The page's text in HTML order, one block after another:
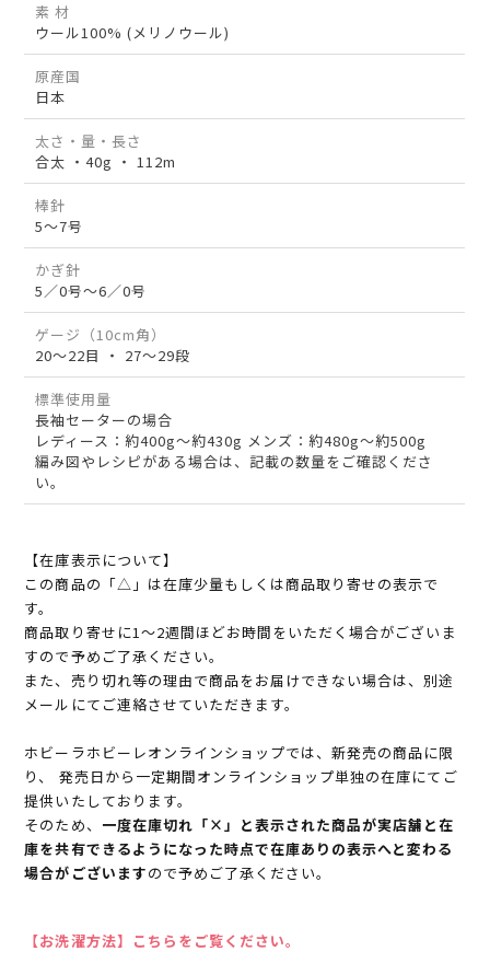
素 材
ウール100% (メリノウール)
原産国
日本
太さ・量・長さ
合太 ・40g ・ 112m
棒針
5～7号
かぎ針
5／0号～6／0号
ゲージ（10cm角）
20～22目 ・ 27～29段
標準使用量
長袖セーターの場合
レディース：約400g～約430g メンズ：約480g～約500g
編み図やレシピがある場合は、記載の数量をご確認くださ
い。
【在庫表示について】
この商品の「△」は在庫少量もしくは商品取り寄せの表示で
す。
商品取り寄せに1～2週間ほどお時間をいただく場合がございま
すので予めご了承ください。
また、売り切れ等の理由で商品をお届けできない場合は、別途
メールにてご連絡させていただきます。
ホビーラホビーレオンラインショップでは、新発売の商品に限
り、 発売日から一定期間オンラインショップ単独の在庫にてご
提供いたしております。
そのため、 一度在庫切れ「×」と表示された商品が実店舗と在
庫を共有できるようになった時点で在庫ありの表示へと変わる
場合がございますので予めご了承ください。
【お洗濯方法】こちらをご覧ください。